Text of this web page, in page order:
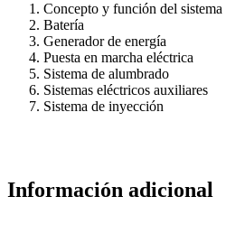
Concepto y función del
Batería
Generador de energía
Puesta en marcha eléctrica
Sistema de alumbrado
Sistemas eléctricos auxiliares
Sistema de inyección
Información adicional